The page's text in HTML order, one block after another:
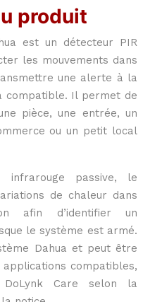
produit
est un détecteur PIR
les mouvements dans
une alerte à la
compatible. Il permet de
pièce, une entrée, un
ou un petit local
passive, le
de chaleur dans
afin d’identifier un
le système est armé.
Dahua et peut être
compatibles,
DoLynk Care selon la